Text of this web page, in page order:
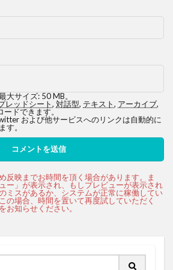
大サイズ: 50 MB。
レッドシート, 対話型, テキスト, アーカイブ,
ードできます。
および他サービスへのリンクは自動的に
す。